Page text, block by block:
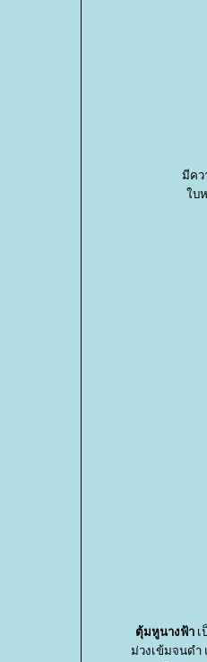
มีคว
บห
ตุ้มหูนางฟ้า
ม่วงเข้มจนดำ